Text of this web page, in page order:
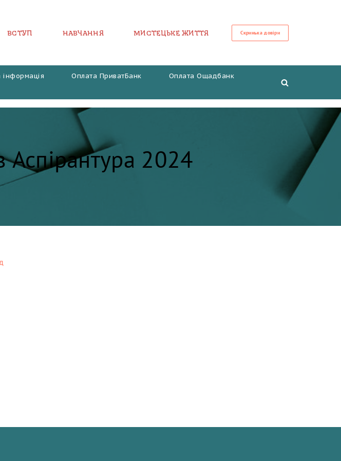
ВСТУП НАВЧАННЯ МИСТЕЦЬКЕ ЖИТТЯ Скринька довіри
інформація Оплата ПриватБанк
Оплата Ощадбанк
Аспірантура 2024